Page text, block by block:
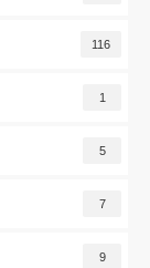
116
1
5
7
9